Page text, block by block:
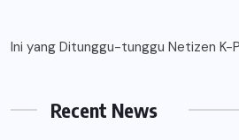
Ini yang Ditunggu-tunggu Netizen K-
Recent News